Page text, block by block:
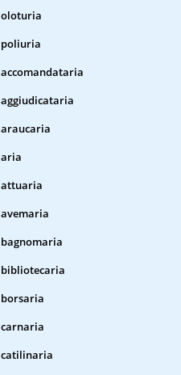
oloturia
poliuria
accomandataria
aggiudicataria
araucaria
aria
attuaria
avemaria
bagnomaria
bibliotecaria
borsaria
carnaria
catilinaria